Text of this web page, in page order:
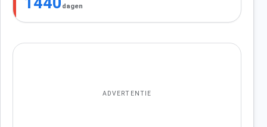
dagen
ADVERTENTIE